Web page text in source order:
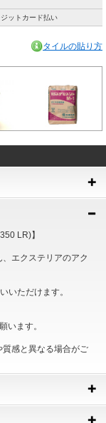
ットカード払い
タイルの貼り方
LR)】
エクステリアのアク
いただけます。
います。
感と異なる場合がご